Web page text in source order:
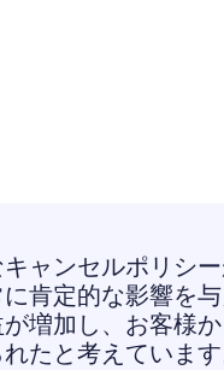
キャンセルポリシ
肯定的な影響を
増加し、お客様
たと考えています